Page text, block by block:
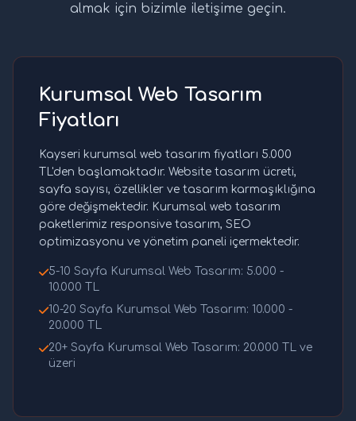
almak için bizimle iletişime geçin.
Kurumsal Web Tasarım
Fiyatları
Kayseri kurumsal web tasarım fiyatları 5.000
TL'den başlamaktadır. Website tasarım ücreti,
sayfa sayısı, özellikler ve tasarım karmaşıklığına
göre değişmektedir. Kurumsal web tasarım
paketlerimiz responsive tasarım, SEO
optimizasyonu ve yönetim paneli içermektedir.
5-10 Sayfa Kurumsal Web Tasarım: 5.000 -
10.000 TL
10-20 Sayfa Kurumsal Web Tasarım: 10.000 -
20.000 TL
20+ Sayfa Kurumsal Web Tasarım: 20.000 TL ve
üzeri